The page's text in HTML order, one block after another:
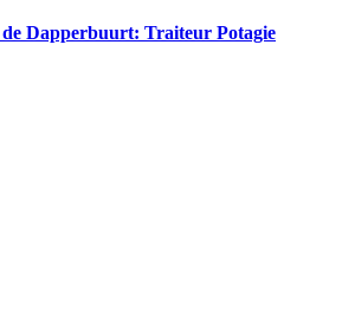
Dapperbuurt: Traiteur Potagie